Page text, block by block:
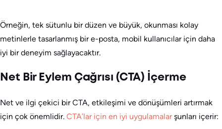
Örneğin, tek sütunlu bir düzen ve büyük, okunması kolay
metinlerle tasarlanmış bir e-posta, mobil kullanıcılar için daha
iyi bir deneyim sağlayacaktır.
Net Bir Eylem Çağrısı (CTA) İçerme
Net ve ilgi çekici bir CTA, etkileşimi ve dönüşümleri artırmak
için çok önemlidir. CTA’lar için en iyi uygulamalarşunları içerir: